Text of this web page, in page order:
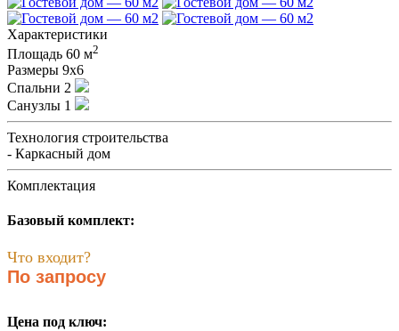
Характеристики
Площадь 60 м2
Размеры 9х6
Спальни 2
Санузлы 1
Технология строительства
- Каркасный дом
Комплектация
Базовый комплект:
Что входит?
По запросу
Цена под ключ: